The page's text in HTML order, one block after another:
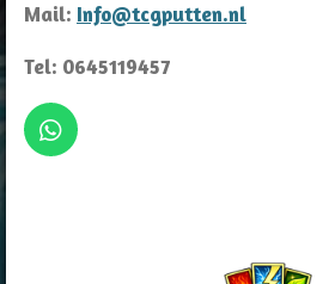
Mail: Info@tcgputten.nl
Tel: 0645119457
W
h